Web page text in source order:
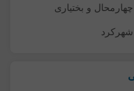
چهارمحال و بختیاری
شهرکرد